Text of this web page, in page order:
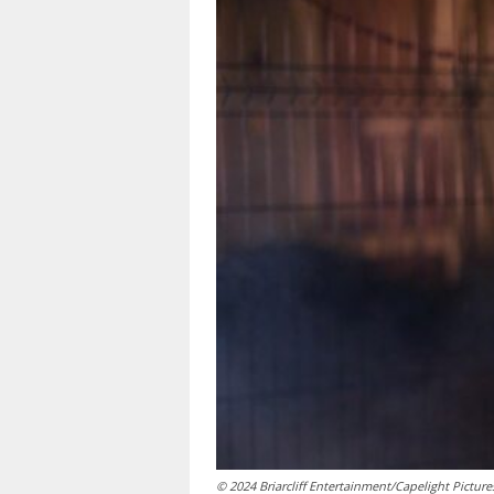
© 2024 Briarcliff Entertainment/Capelight